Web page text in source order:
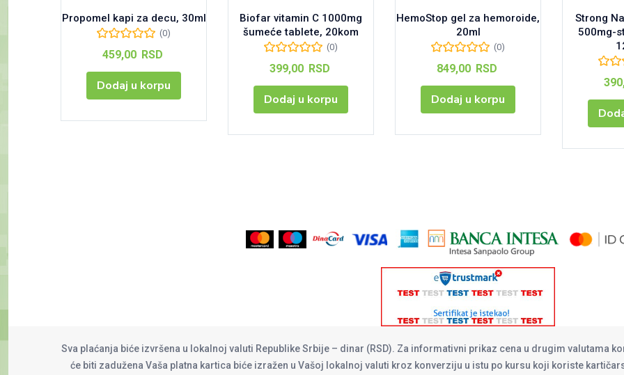
Propomel kapi za decu, 30ml
(0)
459,00 RSD
Dodaj u korpu
Biofar vitamin C 1000mg
šumeće tablete, 20kom
(0)
399,00 RSD
Dodaj u korpu
HemoStop gel za hemoroide,
20ml
(0)
849,00 RSD
Dodaj u korpu
Strong
500mg-
Sva plaćanja biće izvršena u lokalnoj valuti Republike Srbije – dinar (RSD). Za informativni prikaz cena u drugim valutama
će biti zadužena Vaša platna kartica biće izražen u Vašoj lokalnoj valuti kroz konverziju u istu po kursu koji koriste